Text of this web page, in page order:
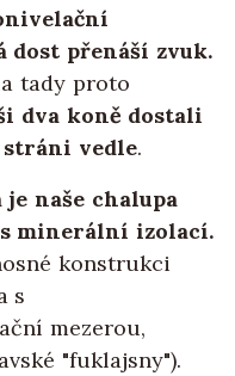
dost přenáší zvuk.
tady proto
dva koně dostali
stráni vedle.
naše chalupa
minerální izolací.
konstrukci
s
mezerou,
"fuklajsny").